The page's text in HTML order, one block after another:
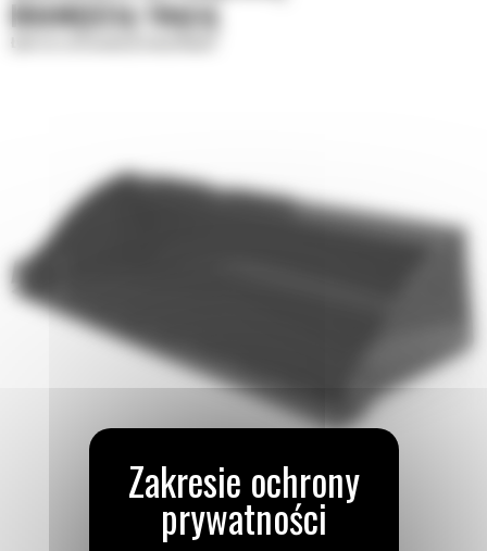
KRAWĘDZIĄ TNĄCĄ